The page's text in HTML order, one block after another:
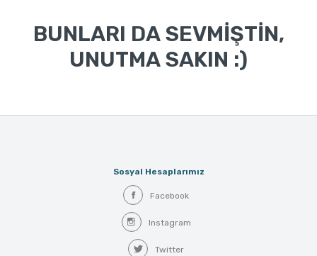
BUNLARI DA SEVMİŞTİN,
UNUTMA SAKIN :)
Sosyal Hesaplarımız
Facebook
Instagram
Twitter